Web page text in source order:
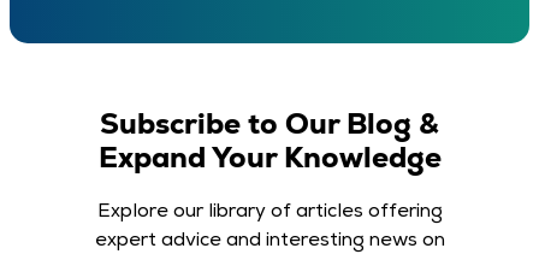
Subscribe to Our Blog &
Expand Your Knowledge
Explore our library of articles offering
expert advice and interesting news on